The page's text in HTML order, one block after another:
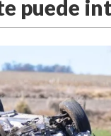
puede